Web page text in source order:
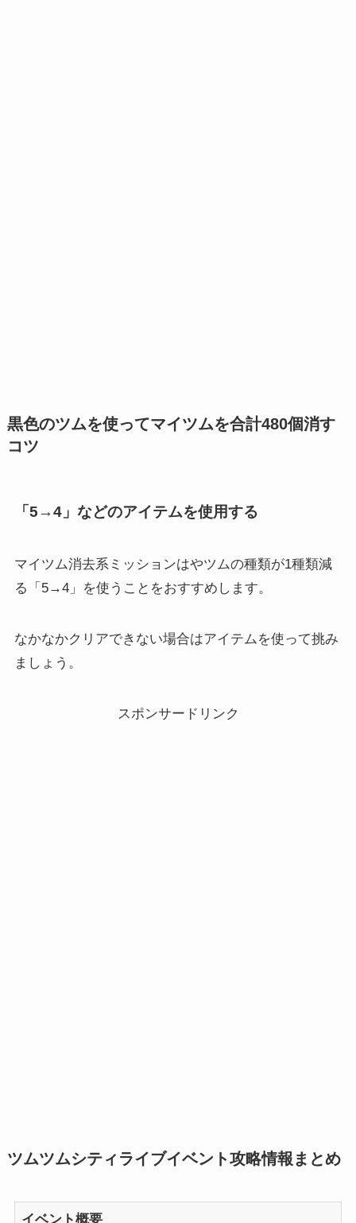
黒色のツムを使ってマイツムを合計480個消す
コツ
「5→4」などのアイテムを使用する
マイツム消去系ミッションはやツムの種類が1種類減
る
「5→4」を使うことをおすすめします。
なかなかクリアできない場合はアイテムを使って挑み
ましょう。
スポンサードリンク
ツムツムシティライブイベント攻略情報まとめ
イベント概要